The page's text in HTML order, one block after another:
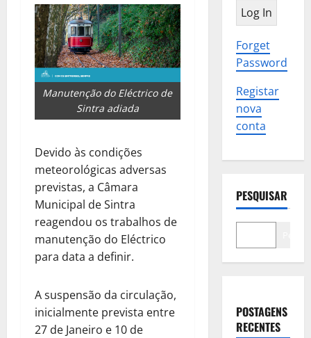
Manutenção do Eléctrico de
Sintra adiada
Devido às condições
meteorológicas adversas
previstas, a Câmara
Municipal de Sintra
reagendou os trabalhos de
manutenção do Eléctrico
para data a definir.
A suspensão da circulação,
inicialmente prevista entre
27 de Janeiro e 10 de
Forget
Password
Registar
nova
conta
PESQUISAR
POSTAGENS
RECENTES